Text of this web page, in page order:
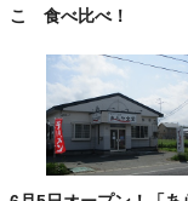
こ 食べ比べ！